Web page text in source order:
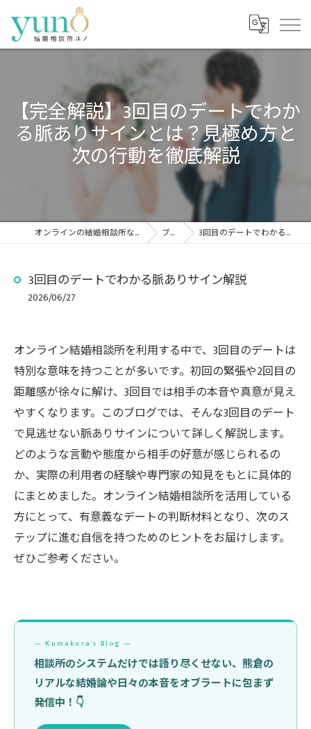
【完全解説】3回目のデートでわか
る脈ありサインとは？見極め方と
次の行動を徹底解説
オンラインの結婚相談所なら結婚相談所ユノ ブログ 3回目のデートでわかる脈ありサイン解説
3回目のデートでわかる脈ありサイン解説
2026/06/27
オンライン結婚相談所を利用する中で、3回目のデートは
特別な意味を持つことが多いです。初回の緊張や2回目の
距離感が徐々に解け、3回目では相手の本音や真意が見え
やすくなります。このブログでは、そんな3回目のデート
で見逃せない脈ありサインについて詳しく解説します。
どのような言動や態度から相手の好意が感じられるの
か、実際の利用者の経験や専門家の知見をもとに具体的
にまとめました。オンライン結婚相談所を活用している
方にとって、有意義なデートの判断材料となり、次のス
テップに進む自信を持つためのヒントをお届けします。
ぜひご参考ください。
— Kumakura's Blog —
相談所のシステムだけでは語り尽くせない、熊倉の
リアルな結婚論や日々の本音をオブラートに包まず
発信中！👇